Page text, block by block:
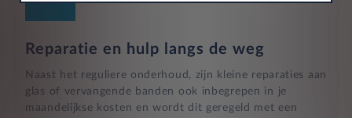
Reparatie en hulp langs de weg
Naast het reguliere onderhoud, zijn kleine reparaties aan
glas of vervangende banden ook inbegrepen in je
maandelijkse kosten en wordt dit geregeld met een